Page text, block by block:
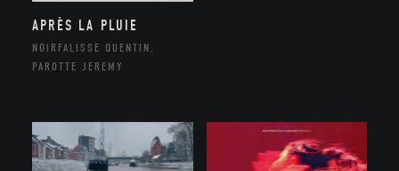
APRÈS LA PLUIE
NOIRFALISSE QUENTIN,
PAROTTE JEREMY